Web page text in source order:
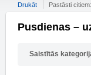
Drukāt Pastāsti citiem:
Pusdienas –
Saistītās